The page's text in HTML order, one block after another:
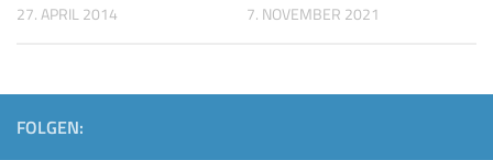
27. APRIL 2014 7. NOVEMBER 2021
FOLGEN: